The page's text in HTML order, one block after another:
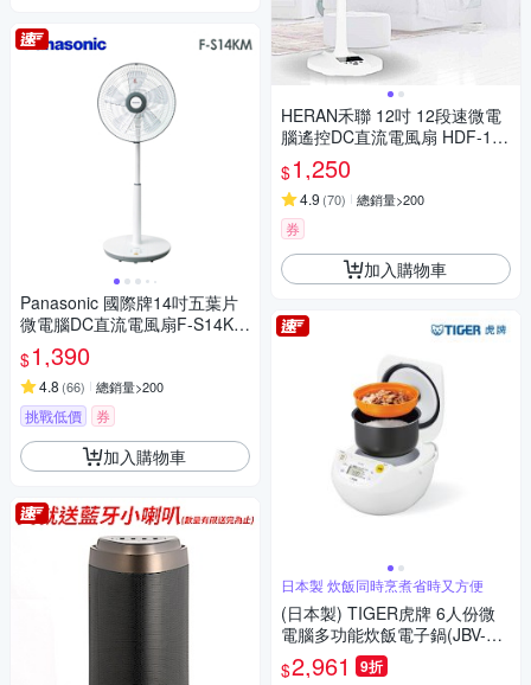
Panasonic 國際牌14吋五葉片
微電腦DC直流電風扇F-S14KM
[限時優惠]
$1,390
4.8 (66) 總銷量>200
挑戰低價 券
加入購物車
HERAN禾聯 12吋 12段速微電
腦遙控DC直流電風扇 HDF-12
AH710
$1,250
4.9 (70) 總銷量>200
券
加入購物車
日本製 炊飯同時烹煮省時又方便
(日本製) TIGER虎牌 6人份微
電腦多功能炊飯電子鍋(JBV-S1
0R)
$2,961 9折